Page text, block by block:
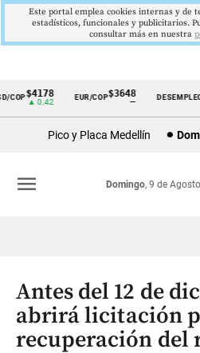
Cintillo
Colombia
$4178
▲ 0.42
EUR/COP$3648 DESEMPLEO
Pico y Placa Medellín
Domingo, 9 de
menu
Antes del 12 de
abrirá licitación
recuperación del
Este portal emplea cookies internas y de
estadísticos, funcionales y publicitarios.
consultar más en nuestra